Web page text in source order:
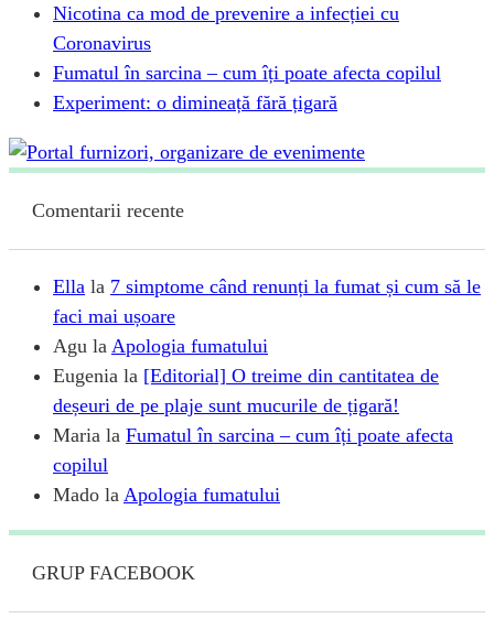
Nicotina ca mod de prevenire a infecției cu
Coronavirus
Fumatul în sarcina – cum îți poate afecta copilul
Experiment: o dimineață fără țigară
Comentarii recente
Ella la 7 simptome când renunți la fumat și cum să le
faci mai ușoare
Agu la Apologia fumatului
Eugenia la [Editorial] O treime din cantitatea de
deșeuri de pe plaje sunt mucurile de țigară!
Maria la Fumatul în sarcina – cum îți poate afecta
copilul
Mado la Apologia fumatului
GRUP FACEBOOK